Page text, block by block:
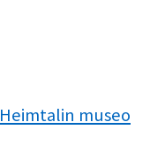
Heimtalin museo